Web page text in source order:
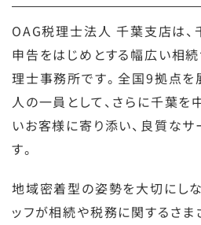
OAG税理士法人 千葉支店は
申告をはじめとする幅広い相
理士事務所です。全国9拠点
人の一員として、さらに千葉
いお客様に寄り添い、良質なサ
す。
地域密着型の姿勢を大切にし
ッフが相続や税務に関するさま